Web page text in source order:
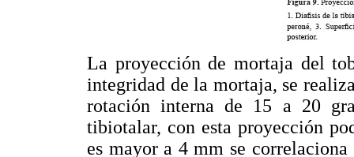
La proyección de mortaja del
integridad de la mortaja, se
rotación interna de 15 a 20
tibiotalar, con esta proyección
es mayor a 4 mm se